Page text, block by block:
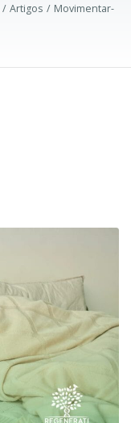
Artigos
Movimentar-